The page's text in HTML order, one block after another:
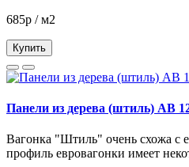
685р / м2
Купить
Панели из дерева (штиль) АВ
Вагонка "Штиль" очень схожа с
профиль евровагонки имеет